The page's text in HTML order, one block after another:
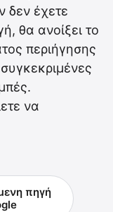
δεν έχετε
θα ανοίξει το
περιήγησης
να
πηγή